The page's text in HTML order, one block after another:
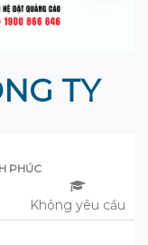
TY
PHÚC
Không yêu cầu